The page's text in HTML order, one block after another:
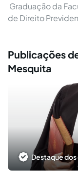
Graduação da
de Direito
Publicações
Mesquita
Destaque